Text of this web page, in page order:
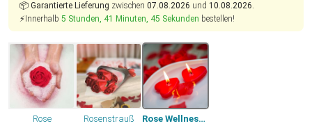
📦 Garantierte Lieferung zwischen 07.08.2026 und 10.08.2026.
⚡Innerhalb 5 Stunden, 41 Minuten, 45 Sekunden bestellen!
Rose Rosenstrauß Rose Wellnesset